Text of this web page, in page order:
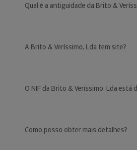
Qual é a antiguidade da Brito &
A Brito & Veríssimo, Lda tem site?
O NIF da Brito & Veríssimo, Lda está
Como posso obter mais detalhes?